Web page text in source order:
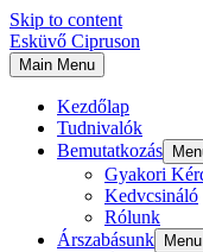
Skip to content
Esküvő Cipruson
Main Menu
Kezdőlap
Tudnivalók
Bemutatkozás
Gyakori
Kedvcsináló
Rólunk
Árszabásunk